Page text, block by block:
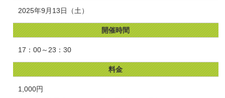
2025年9月13日（土）
開催時間
17：00～23：30
料金
1,000円